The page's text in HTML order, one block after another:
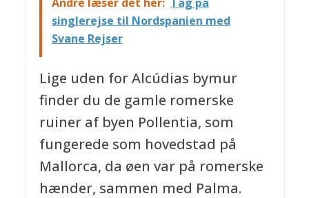
singlerejse til Nordspanien med
Svane Rejser
Lige uden for Alcúdias bymur
finder du de gamle romerske
ruiner af byen Pollentia, som
fungerede som hovedstad på
Mallorca, da øen var på romerske
hænder, sammen med Palma.